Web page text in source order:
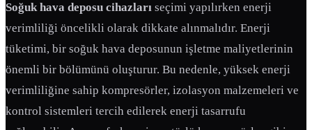
Soğuk hava deposu cihazları seçimi yapılırken enerji
verimliliği öncelikli olarak dikkate alınmalıdır. Enerji
tüketimi, bir soğuk hava deposunun işletme maliyetlerinin
önemli bir bölümünü oluşturur. Bu nedenle, yüksek enerji
verimliliğine sahip kompresörler, izolasyon malzemeleri ve
kontrol sistemleri tercih edilerek enerji tasarrufu